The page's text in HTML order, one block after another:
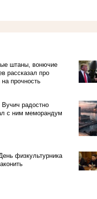
штаны, вонючие
рассказал про
прочность
радостно
с ним меморандум
физкультурника